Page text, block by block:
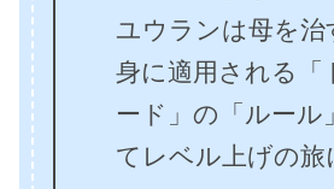
ユウランは母を治
身に適用される「
ード」の「ルール
てレベル上げの旅